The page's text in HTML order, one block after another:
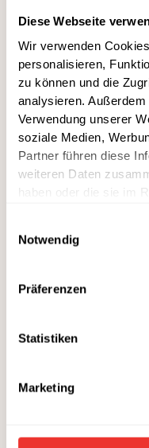
Diese Webseite
Wir verwenden
personalisieren,
zu können und die
analysieren.
Verwendung unserer
soziale Medien,
Partner führen diese
weiteren Daten
haben oder die sie im
Notwendig
Präferenzen
Statistiken
Marketing
600 g
250 g Zucchini
1 Schalotte
1
1 EL
ÖL & ESSIG
3 EL Pflanzenöl
Pfeffer
1/2 Bund
3 EL